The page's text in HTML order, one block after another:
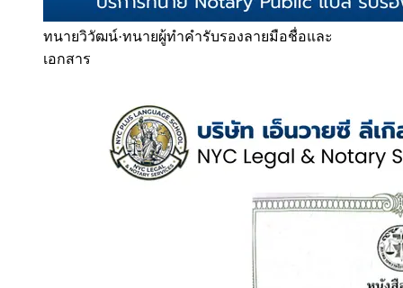
ทนายวิวัฒน์·ทนายผู้ทำคำรับรองลายมือชื่อและ
เอกสาร